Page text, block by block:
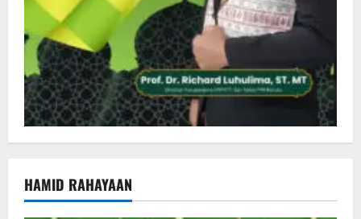
HAMID RAHAYAAN